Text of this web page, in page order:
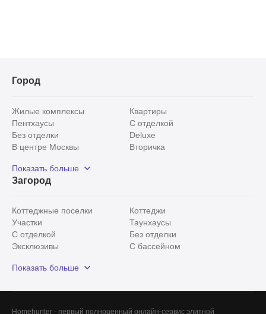
Город
Жилые комплексы
Квартиры
Пентхаусы
С отделкой
Без отделки
Deluxe
В центре Москвы
Вторичка
Рядом с парком
С панорамными окнами
Показать больше
Загород
Коттеджные поселки
Коттеджи
Участки
Таунхаусы
С отделкой
Без отделки
Эксклюзивы
С бассейном
Красногорский район
Показать больше
Homehunter - первый полноценный онлайн-сервис элитной